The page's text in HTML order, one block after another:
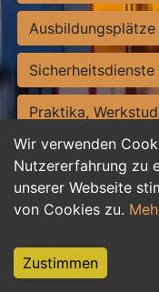
Wir verwenden
Nutzererfahrung zu
unserer Webseite
von Cookies zu.
Zustimmen
Ausbildungsplätze
Sicherheitsdienste
Praktika,
Personalwesen
Hilfskräfte,
Weiterbildung,